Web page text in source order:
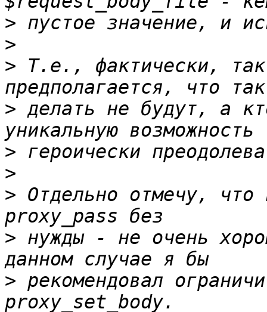
>
>
> Т.е., фактически,
> делать не будут, а
>
>
> Отдельно отмечу, что
> нужды - не очень
> рекомендовал